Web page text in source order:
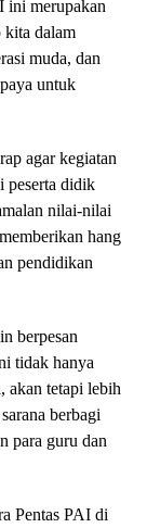
ini merupakan
kita dalam
muda, dan
untuk
agar kegiatan
peserta didik
nilai-nilai
hang
pendidikan
berpesan
tidak hanya
akan tetapi lebih
berbagi
para guru dan
Pentas PAI di